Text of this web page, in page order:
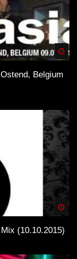
Belgium
(10.10.2015)